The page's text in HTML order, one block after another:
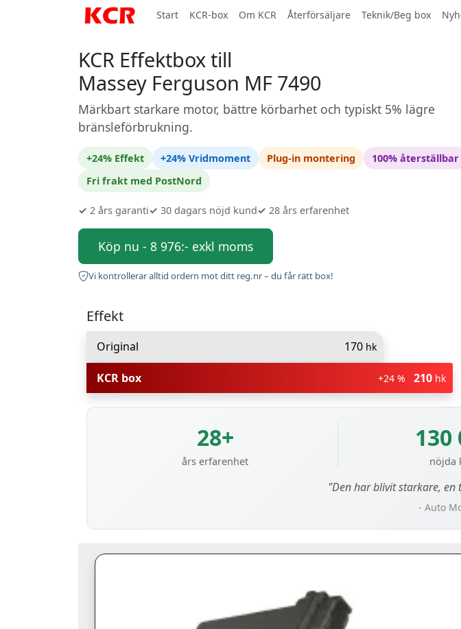
Start KCR-box Om KCR Återförsäljare Teknik/Beg box
KCR Effektbox till
Massey Ferguson MF 7490
Märkbart starkare motor, bättre körbarhet och typiskt 5% lägre
bränsleförbrukning.
+24% Effekt +24% Vridmoment Plug-in montering
100% återställbar
Fri frakt med PostNord
✓ 2 års garanti✓ 30 dagars nöjd kund✓ 28 års erfarenhet
Köp nu - 8 976:- exkl moms
Vi kontrollerar alltid ordern mot ditt reg.nr – du får rätt box!
Effekt
Original 170 hk
KCR box +24 % 210 hk
28+
års erfarenhet
130
nöjda
"Den har blivit starkare,
- Auto